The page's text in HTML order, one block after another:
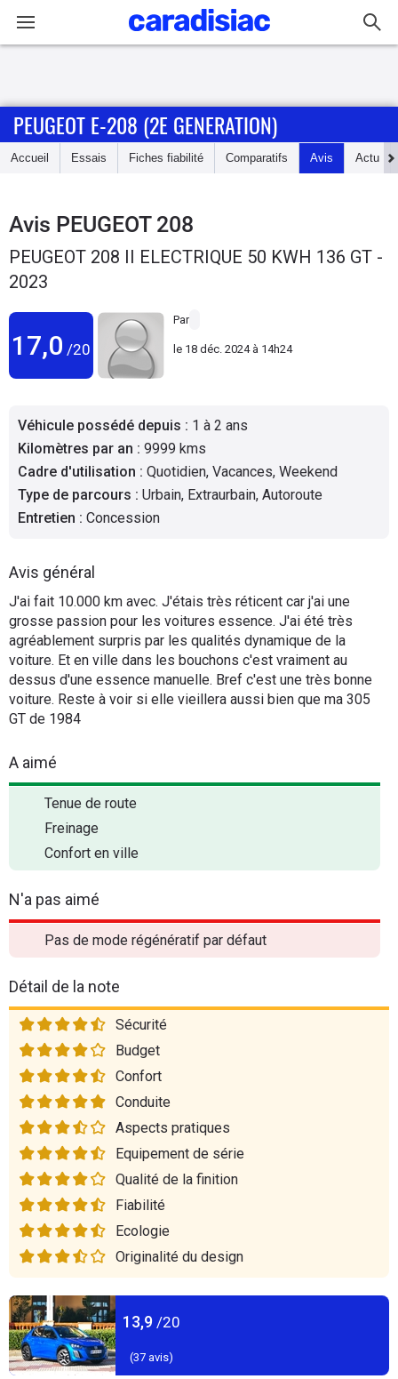
Accueil
Essais
Guide
d'achat
Utilitaires
Flottes
Auto
Services
Moto
Marques
PEUGEOT E-208 (2E GENERATION)
Accueil Essais Fiches fiabilité Comparatifs Avis Actu
Avis PEUGEOT 208
PEUGEOT 208 II ELECTRIQUE 50 KWH 136 GT -
2023
17,0 /20
Par
le 18 déc. 2024 à 14h24
Véhicule possédé depuis : 1 à 2 ans
Kilomètres par an : 9999 kms
Cadre d'utilisation : Quotidien, Vacances, Weekend
Type de parcours : Urbain, Extraurbain, Autoroute
Entretien : Concession
Avis général
J'ai fait 10.000 km avec. J'étais très réticent car j'ai une
grosse passion pour les voitures essence. J'ai été très
agréablement surpris par les qualités dynamique de la
voiture. Et en ville dans les bouchons c'est vraiment au
dessus d'une essence manuelle. Bref c'est une très bonne
voiture. Reste à voir si elle vieillera aussi bien que ma 305
GT de 1984
A aimé
Tenue de route
Freinage
Confort en ville
N'a pas aimé
Pas de mode régénératif par défaut
Détail de la note
Sécurité
Budget
Confort
Conduite
Aspects pratiques
Equipement de série
Qualité de la finition
Fiabilité
Ecologie
Originalité du design
13,9 /20
(37 avis)